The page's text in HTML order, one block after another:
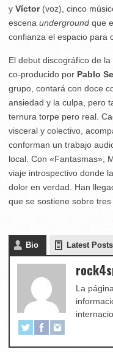
y Víctor(voz), cinco
escena underground que
confianza el espacio para
El debut discográfico de
co-producido por Pablo
grupo, contará con doce
ansiedad y la culpa, pero
ternura torpe pero real.
visceral y colectivo,
conforman un trabajo
local. Con «Fantasmas»,
viaje introspectivo donde
dolor en verdad. Han
que se sostiene sobre
Bio Latest Posts
La